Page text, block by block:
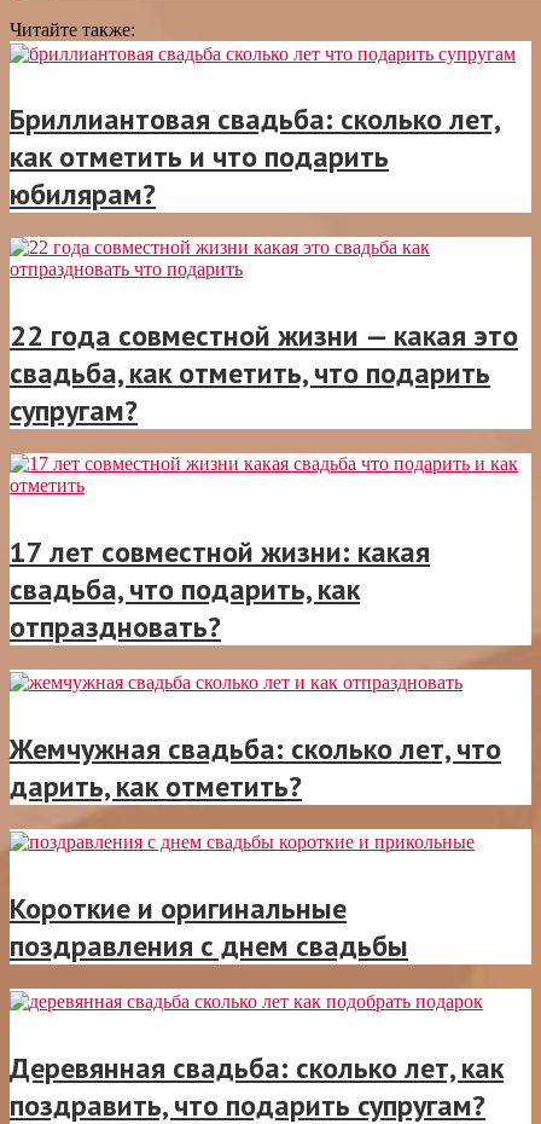
Читайте также:
Бриллиантовая свадьба: сколько лет,
как отметить и что подарить
юбилярам?
22 года совместной жизни — какая это
свадьба, как отметить, что подарить
супругам?
17 лет совместной жизни: какая
свадьба, что подарить, как
отпраздновать?
Жемчужная свадьба: сколько лет, что
дарить, как отметить?
Короткие и оригинальные
поздравления с днем свадьбы
Деревянная свадьба: сколько лет, как
поздравить, что подарить супругам?